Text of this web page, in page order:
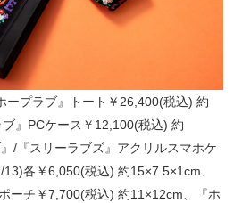
ープラブ』トート￥26,400(税込) 約
』PCケース￥12,100(税込) 約
/『スリーラブズ』アクリルスマホケ
各￥6,050(税込) 約15×7.5×1cm、
ーチ￥7,700(税込) 約11×12cm、『ホ